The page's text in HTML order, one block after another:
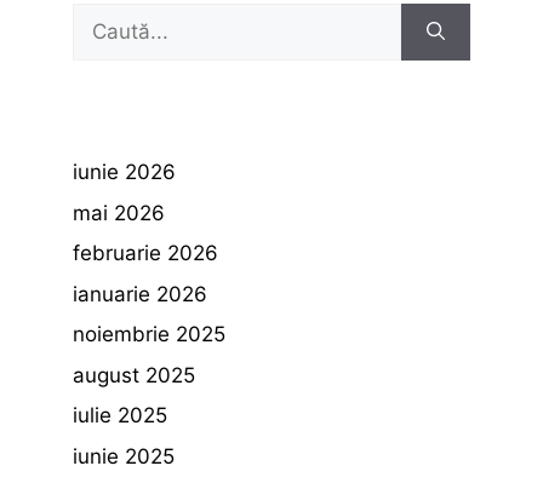
Caută
iunie 2026
mai 2026
februarie 2026
ianuarie 2026
noiembrie 2025
august 2025
iulie 2025
iunie 2025